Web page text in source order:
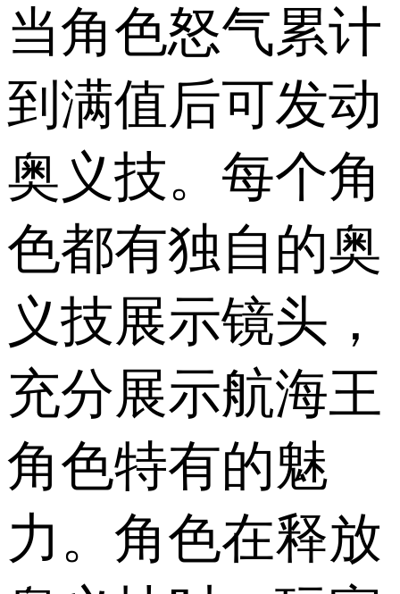
当角色怒气累计
到满值后可发动
奥义技。每个角
色都有独自的奥
义技展示镜头，
充分展示航海王
角色特有的魅
力。角色在释放